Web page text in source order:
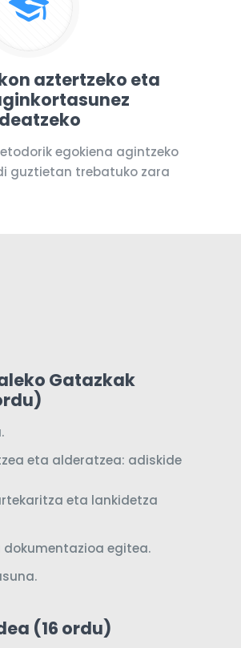
aztertzeko eta
egokiena agintzeko
guztietan trebatuko zara
Gatazkak
eta alderatzea: adiskide
eta lankidetza
dokumentazioa egitea.
(16 ordu)